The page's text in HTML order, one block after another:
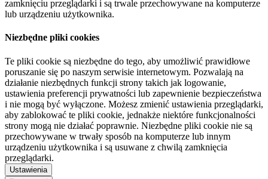
zamknięciu przeglądarki i są trwale przechowywane na komputerze
lub urządzeniu użytkownika.
Niezbędne pliki cookies
Te pliki cookie są niezbędne do tego, aby umożliwić prawidłowe
poruszanie się po naszym serwisie internetowym. Pozwalają na
działanie niezbędnych funkcji strony takich jak logowanie,
ustawienia preferencji prywatności lub zapewnienie bezpieczeństwa
i nie mogą być wyłączone. Możesz zmienić ustawienia przeglądarki,
aby zablokować te pliki cookie, jednakże niektóre funkcjonalności
strony mogą nie działać poprawnie. Niezbędne pliki cookie nie są
przechowywane w trwały sposób na komputerze lub innym
urządzeniu użytkownika i są usuwane z chwilą zamknięcia
przeglądarki.
Ustawienia